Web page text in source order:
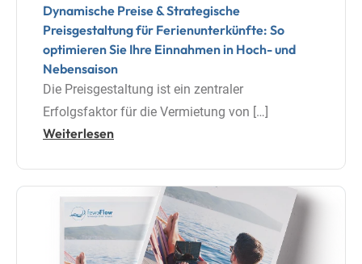
Dynamische Preise & Strategische
Preisgestaltung für Ferienunterkünfte: So
optimieren Sie Ihre Einnahmen in Hoch- und
Nebensaison
Die Preisgestaltung ist ein zentraler
Erfolgsfaktor für die Vermietung von […]
Weiterlesen